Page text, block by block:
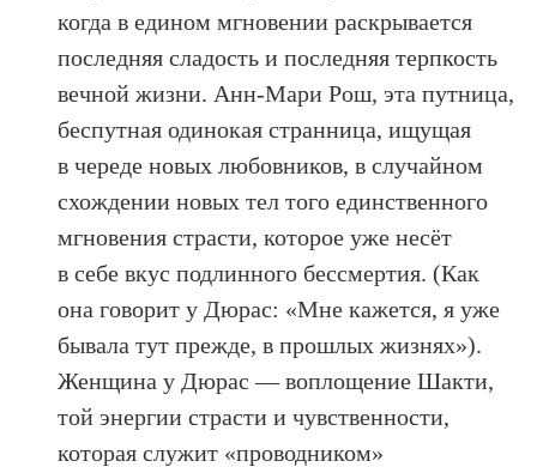
когда в едином мгновении раскрывается
последняя сладость и последняя терпкость
вечной жизни. Анн-Мари Рош, эта путница,
беспутная одинокая странница, ищущая
в череде новых любовников, в случайном
схождении новых тел того единственного
мгновения страсти, которое уже несёт
в себе вкус подлинного бессмертия. (Как
она говорит у Дюрас: «Мне кажется, я уже
бывала тут прежде, в прошлых жизнях»).
Женщина у Дюрас — воплощение Шакти,
той энергии страсти и чувственности,
которая служит «проводником»